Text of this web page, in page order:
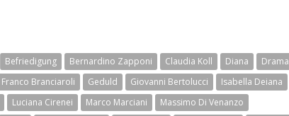
Befriedigung Bernardino Zapponi Claudia Koll Diana
Drama
Franco Branciaroli Geduld Giovanni Bertolucci
Isabella Deiana
Luciana Cirenei Marco Marciani
Massimo Di Venanzo